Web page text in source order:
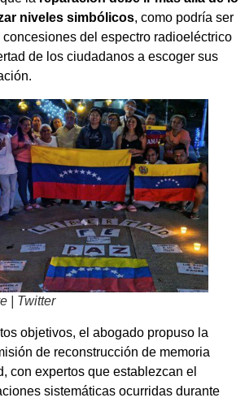
niveles simbólicos, como podría ser
concesiones del espectro radioeléctrico
de los ciudadanos a escoger sus
| Twitter
objetivos, el abogado propuso la
de reconstrucción de memoria
con expertos que establezcan el
sistemáticas ocurridas durante